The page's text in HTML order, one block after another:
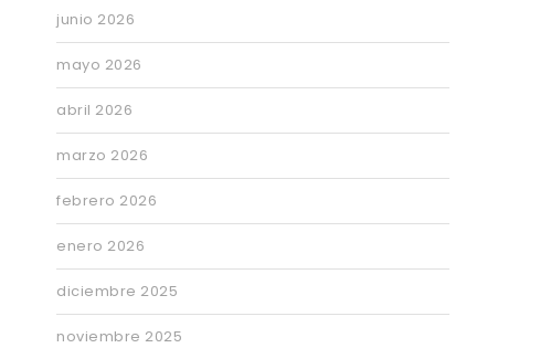
junio 2026
mayo 2026
abril 2026
marzo 2026
febrero 2026
enero 2026
diciembre 2025
noviembre 2025